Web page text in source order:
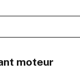
moteur